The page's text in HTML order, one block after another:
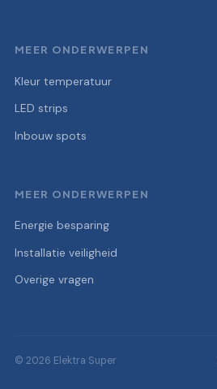
MEER ONDERWERPEN
Kleur temperatuur
LED strips
Inbouw spots
MEER ONDERWERPEN
Energie besparing
Installatie veiligheid
Overige vragen
© 2026 Elektra Super